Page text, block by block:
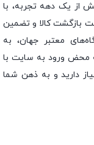
از یک دهه تجربه، با
پرداخت در محل، ۷ روز ضمانت بازگشت کالا و تضمین
معتبر جهان، به
محض ورود به سایت با
دارید و به ذهن شما